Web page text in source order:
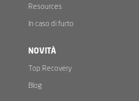
Resources
In caso di furto
NOVITÀ
Top Recovery
Blog